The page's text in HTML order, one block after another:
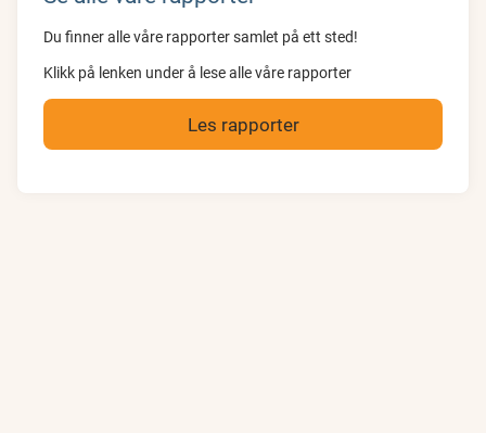
Du finner alle våre rapporter samlet på ett sted!
Klikk på lenken under å lese alle våre rapporter
Les rapporter